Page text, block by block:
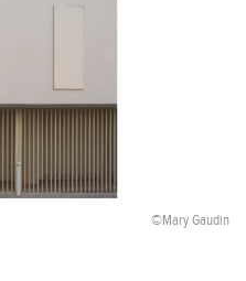
©Mary Gaudin